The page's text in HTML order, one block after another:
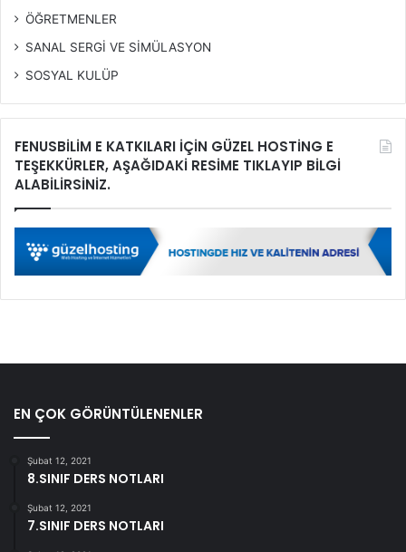
ÖĞRETMENLER
SANAL SERGİ VE SİMÜLASYON
SOSYAL KULÜP
FENUSBİLİM E KATKILARI İÇİN GÜZEL HOSTİNG E
TEŞEKKÜRLER, AŞAĞIDAKİ RESİME TIKLAYIP BİLGİ
ALABİLİRSİNİZ.
EN ÇOK GÖRÜNTÜLENENLER
Şubat 12, 2021
8.SINIF DERS NOTLARI
Şubat 12, 2021
7.SINIF DERS NOTLARI